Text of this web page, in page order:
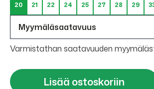
20
21 22 24 25 27 28 29
Myymäläsaatavuus
Varmistathan saatavuuden
Lisää ostoskoriin